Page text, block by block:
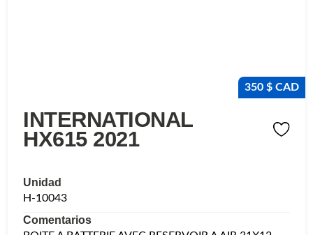
350 $ CAD
INTERNATIONAL
HX615 2021
Unidad
H-10043
Comentarios